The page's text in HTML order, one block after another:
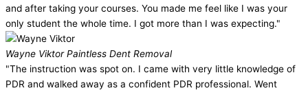
and after taking your courses. You made me feel like I was your
only student the whole time. I got more than I was expecting."
Wayne ViktorPaintless Dent Removal
"The instruction was spot on. I came with very little knowledge of
PDR and walked away as a confident PDR professional. Went